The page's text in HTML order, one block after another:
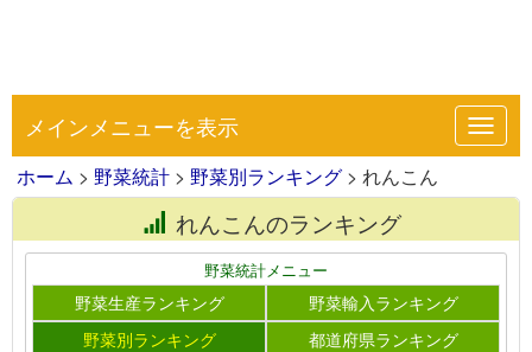
メインメニューを表示
ホーム > 野菜統計 > 野菜別ランキング > れんこん
れんこんのランキング
野菜統計メニュー
野菜生産ランキング
野菜輸入ランキング
野菜別ランキング
都道府県ランキング